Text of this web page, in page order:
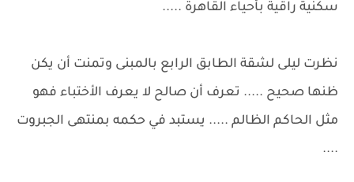
سكنية راقية بأحياء القاهرة .....
نظرت ليلى لشقة الطابق الرابع بالمبنى وتمنت أن يكن
ظنها صحيح ..... تعرف أن صالح لا يعرف الأختباء فهو
مثل الحاكم الظالم ..... يستبد في حكمه بمنتهى الجبروت
....